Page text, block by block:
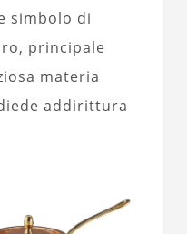
simbolo di
principale
materia
addirittura